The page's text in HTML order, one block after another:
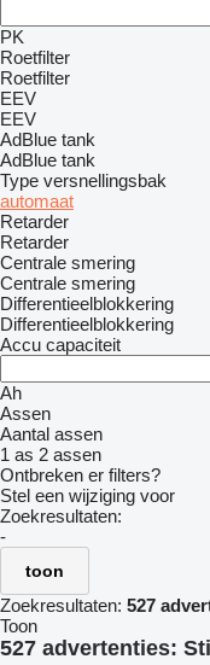
PK
Roetfilter
Roetfilter
EEV
EEV
AdBlue tank
AdBlue tank
Type versnellingsbak
automaat
Retarder
Retarder
Centrale smering
Centrale smering
Differentieelblokkering
Differentieelblokkering
Accu capaciteit
Ah
Assen
Aantal assen
1 as 2 assen
Ontbreken er filters?
Stel een wijziging voor
Zoekresultaten:
-
toon
Zoekresultaten: 527
Toon
527 advertenties: